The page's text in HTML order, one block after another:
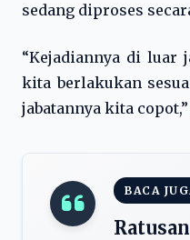
sedang diproses
“Kejadiannya di luar
kita berlakukan
jabatannya kita
BACA